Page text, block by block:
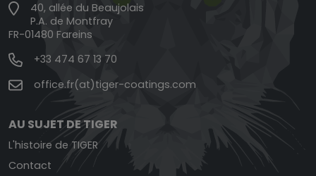
40, allée du Beaujolais
P.A. de Montfray
FR-01480 Fareins
+33 474 67 13 70
office.fr(at)tiger-coatings.com
AU SUJET DE TIGER
L'histoire de TIGER
Contact